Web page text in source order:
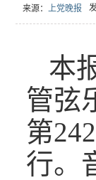
来源： 上党晚报
本
管弦
第
行。